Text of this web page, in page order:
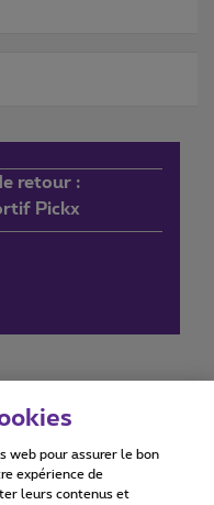
retour :
Pickx
statement
web pour assurer le bon
expérience de
leurs contenus et